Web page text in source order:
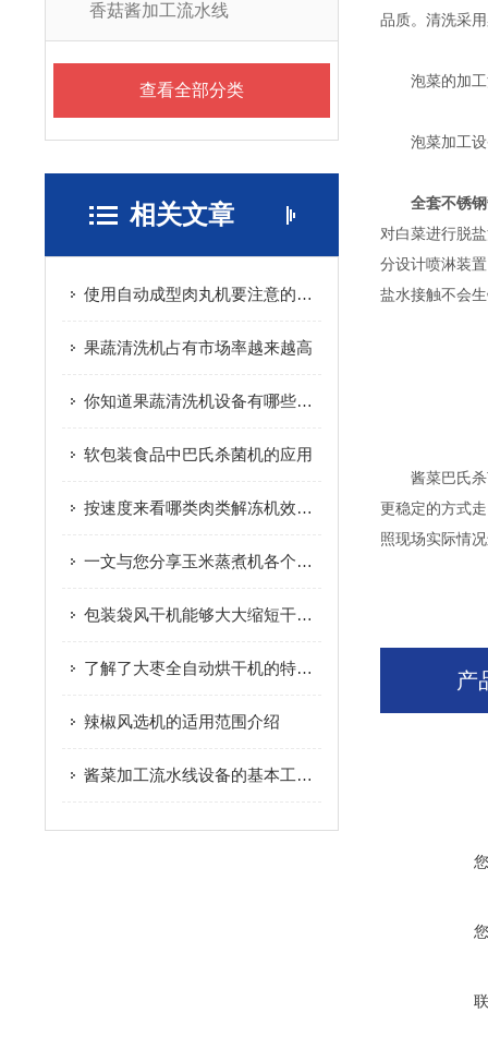
香菇酱加工流水线
查看全部分类
相关文章
使用自动成型肉丸机要注意的事项
果蔬清洗机占有市场率越来越高
你知道果蔬清洗机设备有哪些功能装置吗？
软包装食品中巴氏杀菌机的应用
按速度来看哪类肉类解冻机效率更高
一文与您分享玉米蒸煮机各个组成部件所起到的作用
包装袋风干机能够大大缩短干燥时间 有效提高工作效率
了解了大枣全自动烘干机的特点才能更好的使用它
辣椒风选机的适用范围介绍
酱菜加工流水线设备的基本工序您知道多少
品质。清洗采
泡菜的加工
泡菜加工设
全套不锈
对白菜进行脱
分设计喷淋装
盐水接触不会
酱菜巴氏杀菌
更稳定的方式
照现场实际情
产